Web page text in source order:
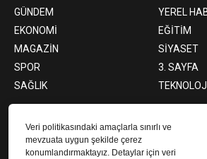
Veri politikasındaki amaçlarla sınırlı ve
mevzuata uygun şekilde çerez
konumlandırmaktayız. Detaylar için veri
GÜNDEM
YEREL
EKONOMİ
EĞİTİM
MAGAZİN
SİYASET
SPOR
3. SAYFA
SAĞLIK